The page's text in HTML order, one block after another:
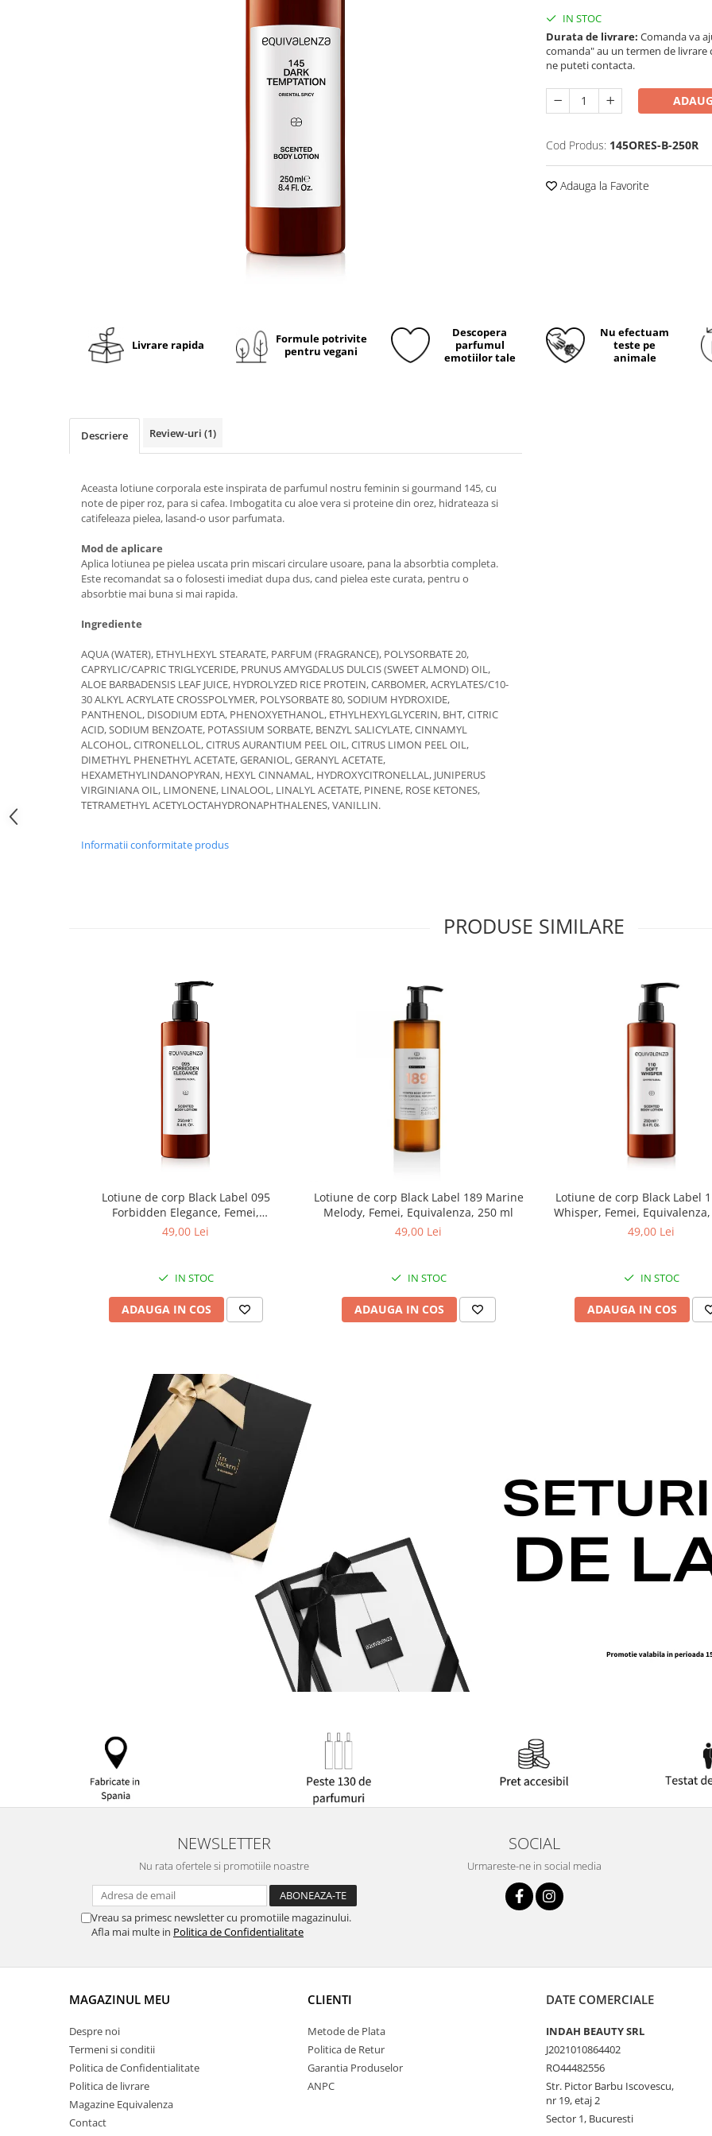
IN STOC
Durata de livrare: Comanda va
comanda" au un termen de livrare
ne puteti contacta.
Cod Produs: 145ORES-B-250R
Adauga la Favorite
Livrare rapida
Formule potrivite
pentru vegani
Descopera
parfumul
emotiilor tale
Nu efectuam
teste pe
animale
Descriere Review-uri (1)
Aceasta lotiune corporala este inspirata de parfumul nostru feminin si gourmand 145, cu
note de piper roz, para si cafea. Imbogatita cu aloe vera si proteine din orez, hidrateaza si
catifeleaza pielea, lasand-o usor parfumata.
Mod de aplicare
Aplica lotiunea pe pielea uscata prin miscari circulare usoare, pana la absorbtia completa.
Este recomandat sa o folosesti imediat dupa dus, cand pielea este curata, pentru o
absorbtie mai buna si mai rapida.
Ingrediente
AQUA (WATER), ETHYLHEXYL STEARATE, PARFUM (FRAGRANCE), POLYSORBATE 20,
CAPRYLIC/CAPRIC TRIGLYCERIDE, PRUNUS AMYGDALUS DULCIS (SWEET ALMOND) OIL,
ALOE BARBADENSIS LEAF JUICE, HYDROLYZED RICE PROTEIN, CARBOMER, ACRYLATES/C10-
30 ALKYL ACRYLATE CROSSPOLYMER, POLYSORBATE 80, SODIUM HYDROXIDE,
PANTHENOL, DISODIUM EDTA, PHENOXYETHANOL, ETHYLHEXYLGLYCERIN, BHT, CITRIC
ACID, SODIUM BENZOATE, POTASSIUM SORBATE, BENZYL SALICYLATE, CINNAMYL
ALCOHOL, CITRONELLOL, CITRUS AURANTIUM PEEL OIL, CITRUS LIMON PEEL OIL,
DIMETHYL PHENETHYL ACETATE, GERANIOL, GERANYL ACETATE,
HEXAMETHYLINDANOPYRAN, HEXYL CINNAMAL, HYDROXYCITRONELLAL, JUNIPERUS
VIRGINIANA OIL, LIMONENE, LINALOOL, LINALYL ACETATE, PINENE, ROSE KETONES,
TETRAMETHYL ACETYLOCTAHYDRONAPHTHALENES, VANILLIN.
Informatii conformitate produs
PRODUSE SIMILARE
Lotiune de corp Black Label 095
Forbidden Elegance, Femei,
Equivalenza, 250 ml
49,00 Lei
IN STOC
ADAUGA IN COS
Lotiune de corp Black Label 189 Marine
Melody, Femei, Equivalenza, 250 ml
49,00 Lei
IN STOC
ADAUGA IN COS
Lotiune de corp Black Label
Whisper, Femei,
49,00 Lei
IN STOC
ADAUGA IN COS
NEWSLETTER
Nu rata ofertele si promotiile noastre
Vreau sa primesc newsletter cu promotiile magazinului.
Afla mai multe in Politica de Confidentialitate
SOCIAL
Urmareste-ne in social media
MAGAZINUL MEU
Despre noi
Termeni si conditii
Politica de Confidentialitate
Politica de livrare
Magazine Equivalenza
Contact
CLIENTI
Metode de Plata
Politica de Retur
Garantia Produselor
ANPC
DATE COMERCIALE
INDAH BEAUTY SRL
J2021010864402
RO44482556
Str. Pictor Barbu Iscovescu,
nr 19, etaj 2
Sector 1, Bucuresti